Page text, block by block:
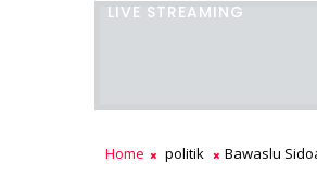
LIVE STREAMING
Home politik Bawaslu